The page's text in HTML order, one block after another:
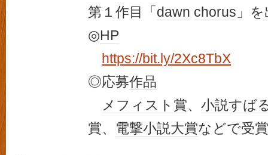
第１作目「 dawn chorus 」を
◎HP
https://bit.ly/2Xc8TbX
◎応募作品
メフィスト賞、 小説すば
賞、 電撃小説大賞などで受賞